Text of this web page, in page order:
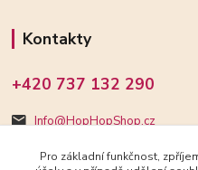
Kontakty
+420 737 132 290
Info@HopHopShop.cz
Pro základní funkčnost,